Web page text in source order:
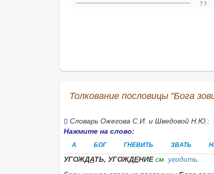
Толкование пословицы "Бога
Словарь Ожегова С.И. и Шведовой Н.Ю.:
Нажмите на слово:
А БОГ ГНЕВИТЬ ЗВАТЬ
УГОЖДАТЬ, УГОЖДЕНИЕ см. угодить.